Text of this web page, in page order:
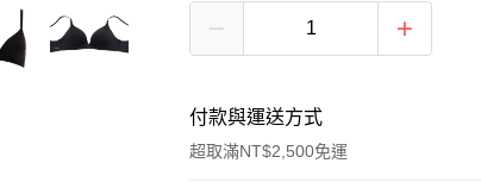
付款與運送方式
超取滿NT$2,500免運